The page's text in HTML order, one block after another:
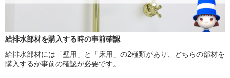
給排水部材を購入する時の事前確認
給排水部材には「壁用」と「床用」の2種類があり、どちらの部材を
購入するか事前の確認が必要です。